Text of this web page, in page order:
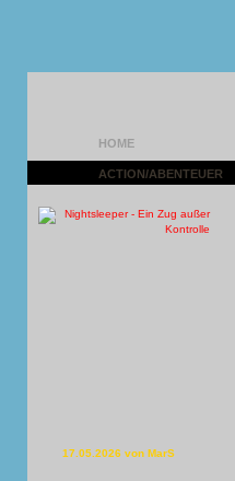
HOME
ACTION/ABENTEUER
17.05.2026 von MarS